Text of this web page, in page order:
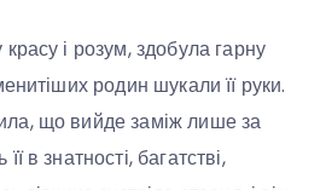
і розум, здобула гарну
родин шукали її руки.
що вийде заміж лише за
в знатності, багатстві,